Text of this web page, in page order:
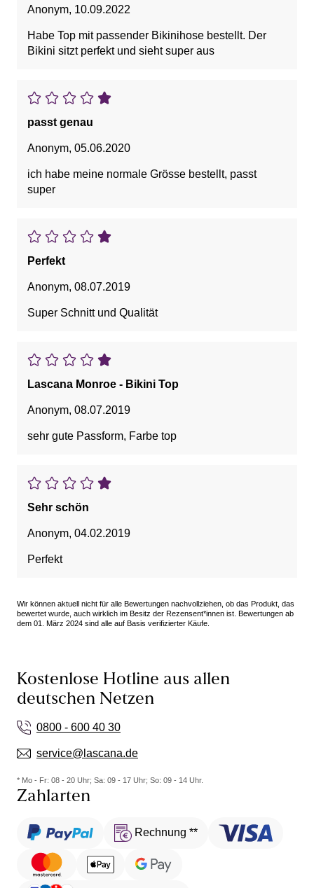
Anonym, 10.09.2022
Habe Top mit passender Bikinihose bestellt. Der
Bikini sitzt perfekt und sieht super aus
passt genau
Anonym, 05.06.2020
ich habe meine normale Grösse bestellt, passt
super
Perfekt
Anonym, 08.07.2019
Super Schnitt und Qualität
Lascana Monroe - Bikini Top
Anonym, 08.07.2019
sehr gute Passform, Farbe top
Sehr schön
Anonym, 04.02.2019
Perfekt
Wir können aktuell nicht für alle Bewertungen nachvollziehen, ob das Produkt, das
bewertet wurde, auch wirklich im Besitz der Rezensent*innen ist. Bewertungen ab
dem 01. März 2024 sind alle auf Basis verifizierter Käufe.
Kostenlose Hotline aus allen
deutschen Netzen
0800 - 600 40 30
service@lascana.de
* Mo - Fr: 08 - 20 Uhr; Sa: 09 - 17 Uhr; So: 09 - 14 Uhr.
Zahlarten
Rechnung **